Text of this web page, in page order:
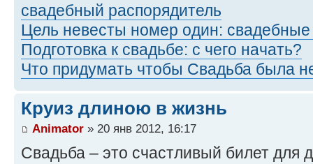
свадебный распорядитель
Цель невесты номер один:
Подготовка к свадьбе: с чего начать?
Что придумать чтобы Свадьба была
Круиз длиною в жизнь
Animator » 20 янв 2012, 16:17
Свадьба – это счастливый билет для